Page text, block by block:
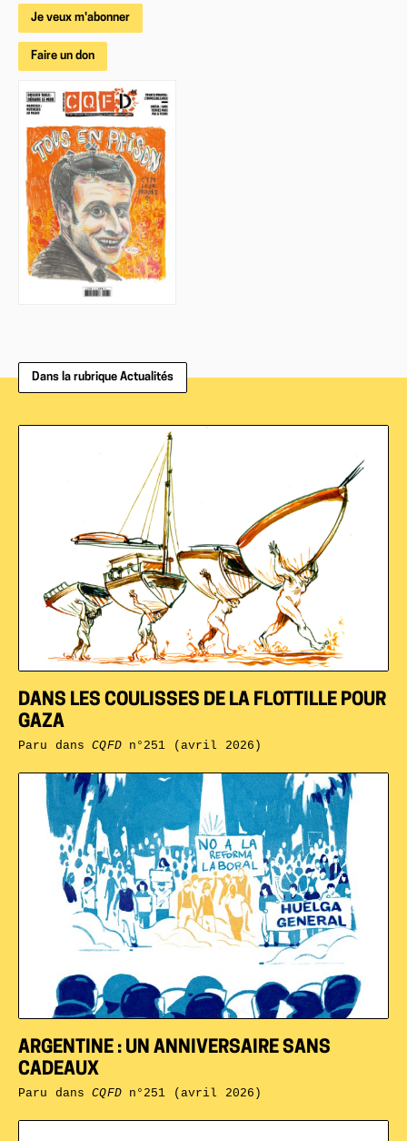
Je veux m'abonner
Faire un don
Dans la rubrique Actualités
ARGENTINE : UN ANNIVERSAIRE SANS
CADEAUX
Paru dansCQFDn°251 (avril 2026)
DANS LES COULISSES DE LA FLOTTILLE POUR
GAZA
Paru dansCQFDn°251 (avril 2026)